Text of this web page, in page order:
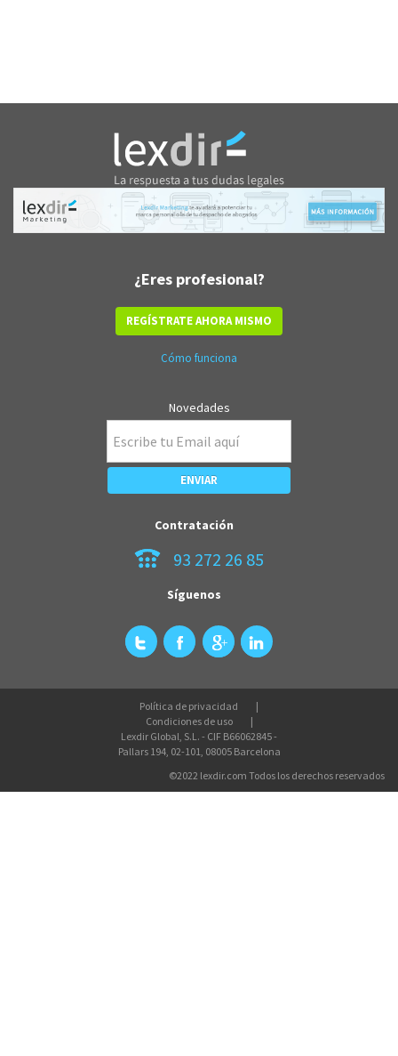
¿Eres profesional?
REGÍSTRATE AHORA MISMO
Cómo funciona
Novedades
Contratación
93 272 26 85
Síguenos
Política de privacidad
Condiciones de uso
Lexdir Global, S.L. - CIF B66062845 -
Pallars 194, 02-101, 08005 Barcelona
©2022 lexdir.com Todos los derechos reservados